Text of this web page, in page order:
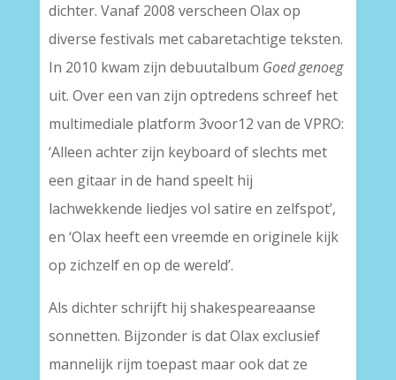
dichter. Vanaf 2008 verscheen Olax op
diverse festivals met cabaretachtige teksten.
In 2010 kwam zijn debuutalbum Goed genoeg
uit. Over een van zijn optredens schreef het
multimediale platform 3voor12 van de VPRO:
‘Alleen achter zijn keyboard of slechts met
een gitaar in de hand speelt hij
lachwekkende liedjes vol satire en zelfspot’,
en ‘Olax heeft een vreemde en originele kijk
op zichzelf en op de wereld’.
Als dichter schrijft hij shakespeareaanse
sonnetten. Bijzonder is dat Olax exclusief
mannelijk rijm toepast maar ook dat ze